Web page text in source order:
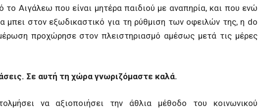
το Αιγάλεω που είναι μητέρα παιδιού με αναπηρία, και που ενώ
μπει στον εξωδικαστικό για τη ρύθμιση των οφειλών της, η do
προχώρησε στον πλειστηριασμό αμέσως μετά τις μέρες
Σε αυτή τη χώρα γνωριζόμαστε καλά.
να αξιοποιήσει την άθλια μέθοδο του κοινωνικού